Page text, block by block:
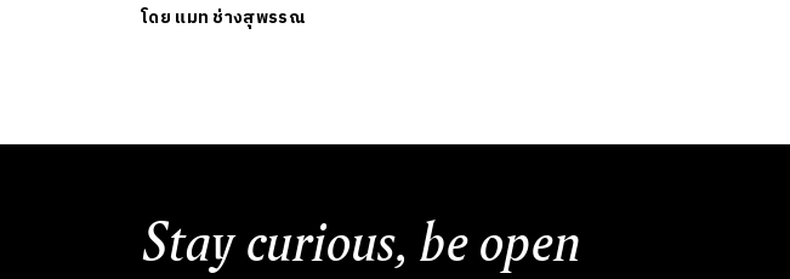
โดย แมท ช่างสุพรรณ
Stay curious, be open